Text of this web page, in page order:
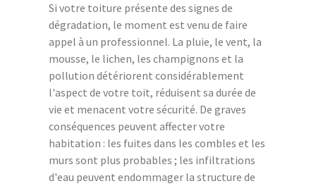
Si votre toiture présente des signes de
dégradation, le moment est venu de faire
appel à un professionnel. La pluie, le vent, la
mousse, le lichen, les champignons et la
pollution détériorent considérablement
l'aspect de votre toit, réduisent sa durée de
vie et menacent votre sécurité. De graves
conséquences peuvent affecter votre
habitation : les fuites dans les combles et les
murs sont plus probables ; les infiltrations
d'eau peuvent endommager la structure de